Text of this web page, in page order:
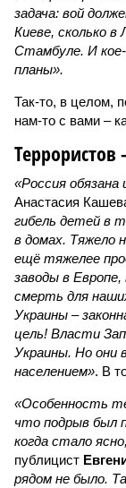
задача: вой
Киеве, сколько
Стамбуле. И
планы».
Так-то, в целом,
нам-то с вами –
Террористов
«Россия
Анастасия
гибель детей в
в домах. Тяжело
ещё тяжелее
заводы в
смерть для
Украины –
цель! Власти
Украины. Но
населением». В
«Особенность
что подрыв был
когда стало
публицист
рядом не было.